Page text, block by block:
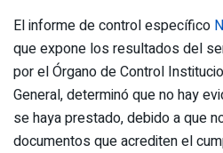
El informe de control específico
que expone los resultados del
por el Órgano de Control
General, determinó que no hay
se haya prestado, debido a que
documentos que acrediten el